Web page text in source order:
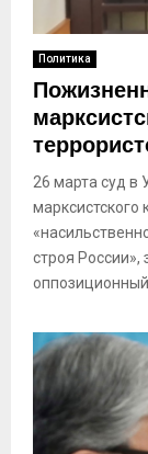
Политика
26 марта суд в
марксистского
строя